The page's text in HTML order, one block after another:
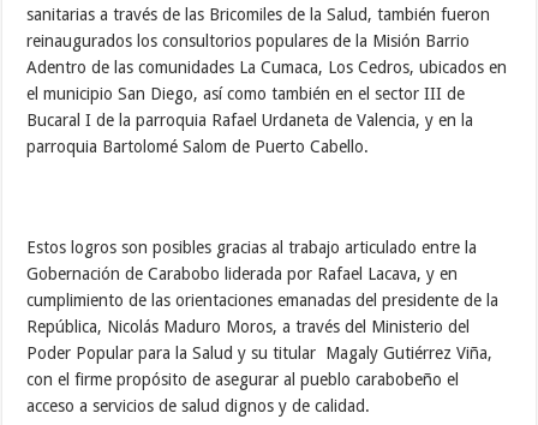
sanitarias a través de las Bricomiles de la Salud, también fueron
reinaugurados los consultorios populares de la Misión Barrio
Adentro de las comunidades La Cumaca, Los Cedros, ubicados en
el municipio San Diego, así como también en el sector III de
Bucaral I de la parroquia Rafael Urdaneta de Valencia, y en la
parroquia Bartolomé Salom de Puerto Cabello.
Estos logros son posibles gracias al trabajo articulado entre la
Gobernación de Carabobo liderada por Rafael Lacava, y en
cumplimiento de las orientaciones emanadas del presidente de la
República, Nicolás Maduro Moros, a través del Ministerio del
Poder Popular para la Salud y su titular Magaly Gutiérrez Viña,
con el firme propósito de asegurar al pueblo carabobeño el
acceso a servicios de salud dignos y de calidad.